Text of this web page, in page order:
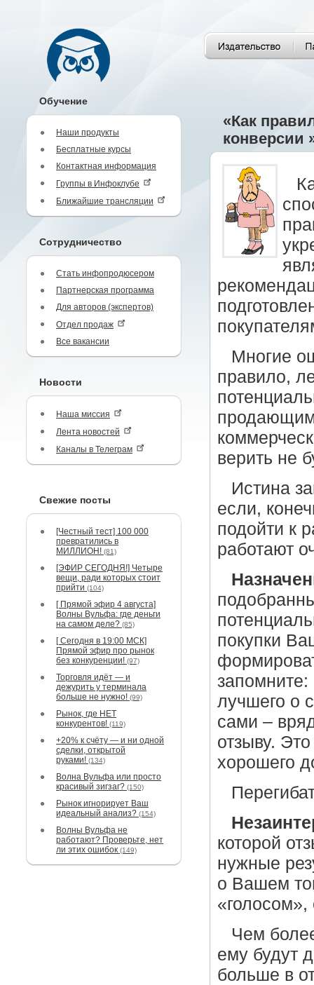
Обучение
Наши продукты
Бесплатные курсы
Контактная информация
Группы в Инфоклубе
Ближайшие трансляции
Сотрудничество
Стать инфопродюсером
Партнерская программа
Для авторов (экспертов)
Отдел продаж
Все вакансии
Новости
Наша миссия
Лента новостей
Каналы в Телеграм
Свежие посты
[Честный тест] 100 000
превратились в
МИЛЛИОН! (81)
[ЭФИР СЕГОДНЯ!] Четыре
вещи, ради которых стоит
прийти (104)
[ Прямой эфир 4 августа]
Волны Вульфа: где деньги
на самом деле? (85)
[ Сегодня в 19:00 МСК]
Прямой эфир про рынок
без конкуренции! (97)
Торговля идёт — и
дежурить у терминала
больше не нужно! (99)
Рынок, где НЕТ
конкурентов! (119)
+20% к счёту — и ни одной
сделки, открытой
руками! (134)
Волна Вульфа или просто
красивый зигзаг? (150)
Рынок игнорирует Ваш
идеальный анализ? (154)
Волны Вульфа не
работают? Проверьте, нет
ли этих ошибок (149)
«Как
конверсии
Многие
правило,
продающим
верить не
Истина
если,
подойти к
работают
покупки
запомните:
лучшего о
сами –
отзыву.
хорошего
которой
нужные
о Вашем
«голосом»,
Чем
ему будут
больше в